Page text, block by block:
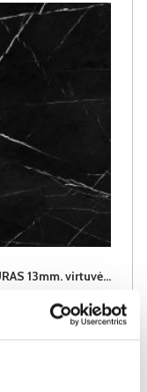
GAL SAN SEBASTIAN/JUODAS MARMURAS 13mm. virtuvės spintelių stalviršis (1 centimetras) (Įvykdymo terminas iki 10d.d.)